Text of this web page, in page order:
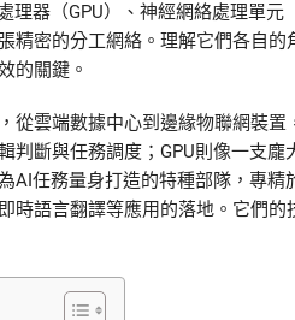
理器（GPU）、神經網絡處理單
精密的分工網絡。理解它們各自
的關鍵。
從雲端數據中心到邊緣物聯網裝
判斷與任務調度；GPU則像一支
AI任務量身打造的特種部隊，專
時語言翻譯等應用的落地。它們